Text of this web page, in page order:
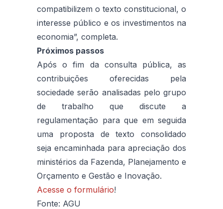
compatibilizem o texto constitucional, o
interesse público e os investimentos na
economia”, completa.
Próximos passos
Após o fim da consulta pública, as
contribuições oferecidas pela
sociedade serão analisadas pelo grupo
de trabalho que discute a
regulamentação para que em seguida
uma proposta de texto consolidado
seja encaminhada para apreciação dos
ministérios da Fazenda, Planejamento e
Orçamento e Gestão e Inovação.
Acesse o formulário!
Fonte: AGU